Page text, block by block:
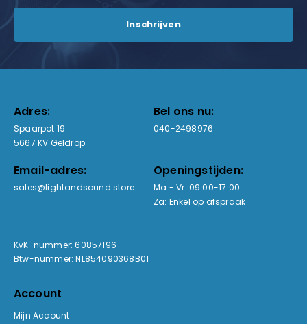
Adres:
Spaarpot 19
5667 KV Geldrop
Bel ons nu:
040-2498976
Email-adres:
sales@lightandsound.store
Openingstijden:
Ma - Vr: 09:00-17:00
Za: Enkel op afspraak
KvK-nummer: 60857196
Btw-nummer: NL854090368B01
Account
Mijn Account